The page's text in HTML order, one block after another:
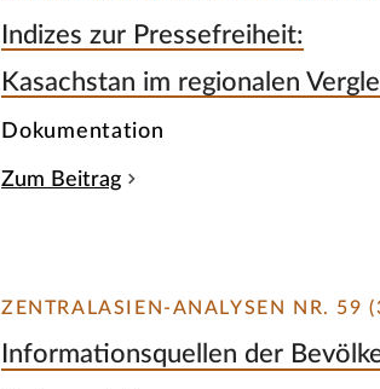
Indizes zur Pressefreiheit:
Kasachstan im regionalen
Dokumentation
Zum Beitrag
ZENTRALASIEN-ANALYSEN NR. 59
Informationsquellen der